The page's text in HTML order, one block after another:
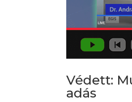
Védett:
adás